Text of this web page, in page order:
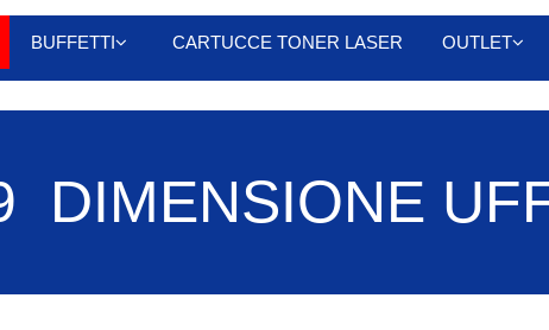
BUFFETTI CARTUCCE TONER LASER OUTLET
DIMENSIONE